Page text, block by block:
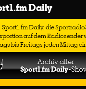
Daily
Sport1.fm Daily, die
auf dem Radiosender
bis Freitags jeden Mittag
Archiv aller
Sport1.fm Daily-